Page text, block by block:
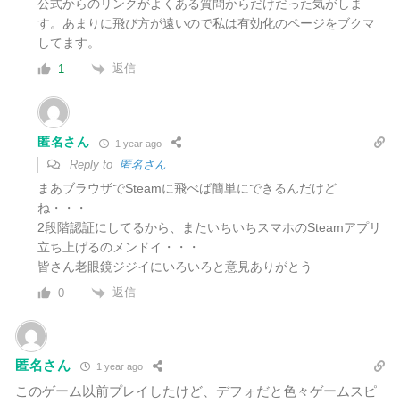
公式からのリンクがよくある質問からだけだった気がしま
す。あまりに飛び方が遠いので私は有効化のページをブクマ
してます。
1 返信
匿名さん 1 year ago
Reply to 匿名さん
まあブラウザでSteamに飛べば簡単にできるんだけど
ね・・・
2段階認証にしてるから、またいちいちスマホのSteamアプリ
立ち上げるのメンドイ・・・
皆さん老眼鏡ジジイにいろいろと意見ありがとう
0 返信
匿名さん 1 year ago
このゲーム以前プレイしたけど、デフォだと色々ゲームスピ